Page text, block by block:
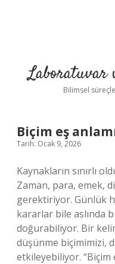
Laboratuvar
Bilimsel
Biçim eş
Tarih: Ocak 9, 2026
Kaynakların sınırlı
Zaman, para, emek,
gerektiriyor. Günlük
kararlar bile aslında
doğurabiliyor. Bir
düşünme biçimimizi,
etkileyebiliyor. “Biçim